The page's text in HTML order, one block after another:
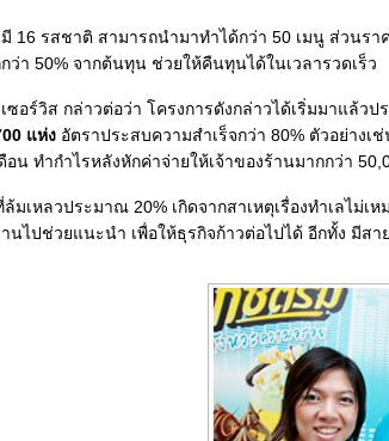
16 รสชาติ สามารถนำมาทำได้กว่า 50 เมนู ส่วนร
ว่า 50% จากต้นทุน ช่วยให้คืนทุนได้ในเวลารวดเร็ว
ซอร์วิส กล่าวต่อว่า โครงการดังกล่าวได้เริ่มมาแล้วป
แห่ง อัตราประสบความสำเร็จกว่า 80% ตัวอย่าง
อน ทำกำไรหลังหักค่าจ่ายให้เจ้าของร้านมากกว่า
มเหลวประมาณ 20% เกิดจากสาเหตุเรื่องทำเลไม่
นไปช่วยแนะนำ เพื่อให้ธุรกิจก้าวต่อไปได้ อีกทั้ง มีส